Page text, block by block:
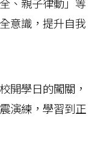
、親子律動」等
意識，提升自我
開學日的闖關，
演練，學習到正